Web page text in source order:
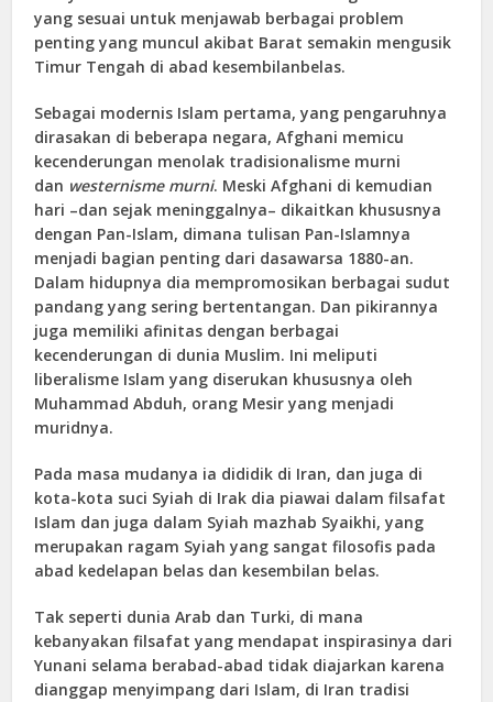
yang sesuai untuk menjawab berbagai problem
penting yang muncul akibat Barat semakin mengusik
Timur Tengah di abad kesembilanbelas.
Sebagai modernis Islam pertama, yang pengaruhnya
dirasakan di beberapa negara, Afghani memicu
kecenderungan menolak tradisionalisme murni
dan westernisme murni. Meski Afghani di kemudian
hari –dan sejak meninggalnya– dikaitkan khususnya
dengan Pan-Islam, dimana tulisan Pan-Islamnya
menjadi bagian penting dari dasawarsa 1880-an.
Dalam hidupnya dia mempromosikan berbagai sudut
pandang yang sering bertentangan. Dan pikirannya
juga memiliki afinitas dengan berbagai
kecenderungan di dunia Muslim. Ini meliputi
liberalisme Islam yang diserukan khususnya oleh
Muhammad Abduh, orang Mesir yang menjadi
muridnya.
Pada masa mudanya ia dididik di Iran, dan juga di
kota-kota suci Syiah di Irak dia piawai dalam filsafat
Islam dan juga dalam Syiah mazhab Syaikhi, yang
merupakan ragam Syiah yang sangat filosofis pada
abad kedelapan belas dan kesembilan belas.
Tak seperti dunia Arab dan Turki, di mana
kebanyakan filsafat yang mendapat inspirasinya dari
Yunani selama berabad-abad tidak diajarkan karena
dianggap menyimpang dari Islam, di Iran tradisi